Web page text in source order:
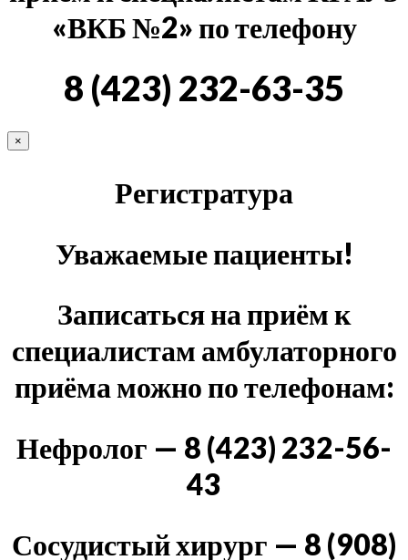
«ВКБ №2» по телефону
8 (423) 232-63-35
×
Регистратура
Уважаемые пациенты!
Записаться на приём к
специалистам амбулаторного
приёма можно по телефонам:
Нефролог — 8 (423) 232-56-
43
Сосудистый хирург — 8 (908)